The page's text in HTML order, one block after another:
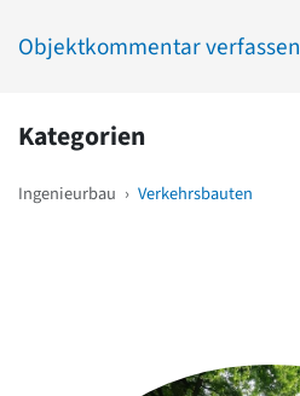
Objektkommentar verfassen
Kategorien
Ingenieurbau › Verkehrsbauten